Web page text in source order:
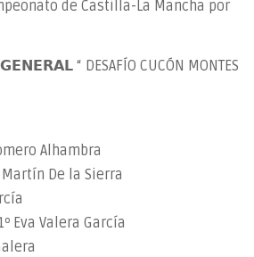
de Castilla-La Mancha por
“ DESAFÍO CUCÓN MONTES
Alhambra
De la Sierra
Eva Valera García